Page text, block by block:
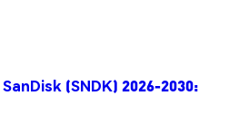
(SNDK) 2026-2030: